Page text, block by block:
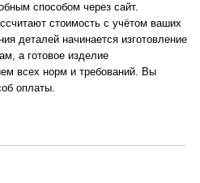
способом через сайт.
стоимость с учётом ваших
деталей начинается изготовление
а готовое изделие
всех норм и требований. Вы
оплаты.